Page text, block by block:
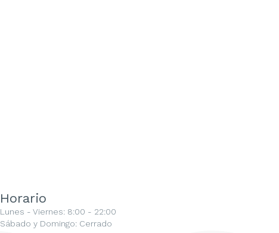
Horario
Lunes - Viernes: 8:00 - 22:00
Sábado y Domingo: Cerrado